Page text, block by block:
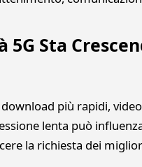
5G Sta
più rapidi,
lenta può
la richiesta dei